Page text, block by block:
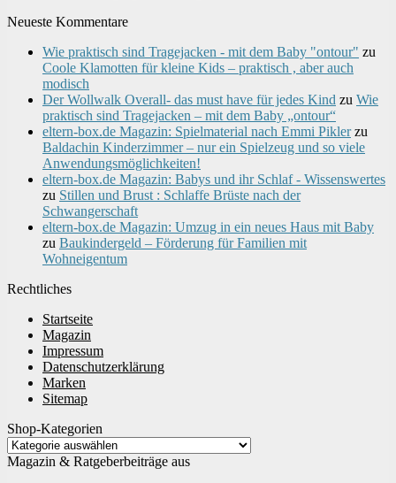
Neueste Kommentare
Wie praktisch sind Tragejacken - mit dem Baby "ontour" zu
Coole Klamotten für kleine Kids – praktisch , aber auch
modisch
Der Wollwalk Overall- das must have für jedes Kind zu Wie
praktisch sind Tragejacken – mit dem Baby „ontour“
eltern-box.de Magazin: Spielmaterial nach Emmi Piklerzu
Baldachin Kinderzimmer – nur ein Spielzeug und so viele
Anwendungsmöglichkeiten!
eltern-box.de Magazin: Babys und ihr Schlaf - Wissenswertes
zu Stillen und Brust : Schlaffe Brüste nach der
Schwangerschaft
eltern-box.de Magazin: Umzug in ein neues Haus mit Baby
zu Baukindergeld – Förderung für Familien mit
Wohneigentum
Rechtliches
Startseite
Magazin
Impressum
Datenschutzerklärung
Marken
Sitemap
Shop-Kategorien
Magazin & Ratgeberbeiträge aus